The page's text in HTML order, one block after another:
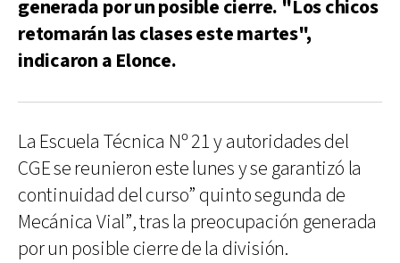
generada por un posible cierre. "Los chicos
retomarán las clases este martes",
indicaron a Elonce.
La Escuela Técnica Nº 21 y autoridades del
CGE se reunieron este lunes y se garantizó la
continuidad del curso” quinto segunda de
Mecánica Vial”, tras la preocupación generada
por un posible cierre de la división.